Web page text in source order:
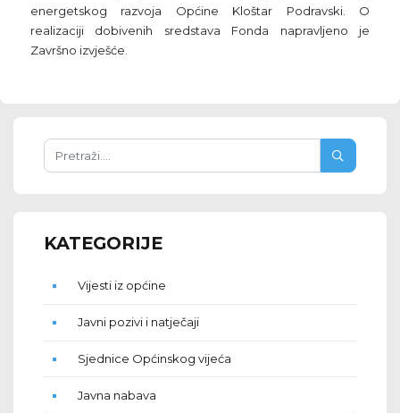
energetskog razvoja Općine Kloštar Podravski. O
realizaciji dobivenih sredstava Fonda napravljeno je
Završno izvješće.
KATEGORIJE
Vijesti iz općine
Javni pozivi i natječaji
Sjednice Općinskog vijeća
Javna nabava